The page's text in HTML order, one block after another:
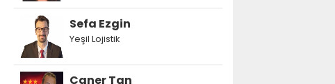
Sefa Ezgin
Yeşil Lojistik
Caner Tan